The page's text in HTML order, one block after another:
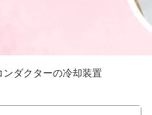
ダクターの冷却装置